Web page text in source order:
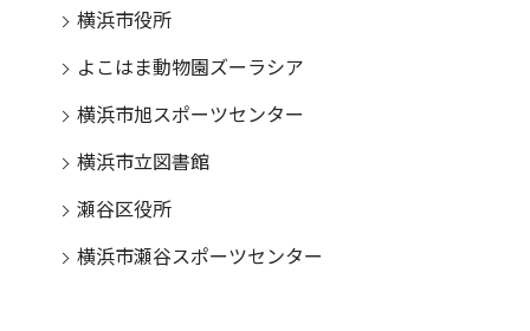
横浜市役所
よこはま動物園ズーラシア
横浜市旭スポーツセンター
横浜市立図書館
瀬谷区役所
横浜市瀬谷スポーツセンター